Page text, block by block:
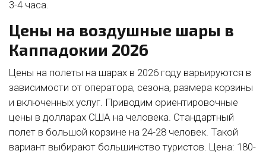
3-4 часа.
Цены на воздушные шары в
Каппадокии 2026
Цены на полеты на шарах в 2026 году варьируются в
зависимости от оператора, сезона, размера корзины
и включенных услуг. Приводим ориентировочные
цены в долларах США на человека. Стандартный
полет в большой корзине на 24-28 человек. Такой
вариант выбирают большинство туристов. Цена: 180-